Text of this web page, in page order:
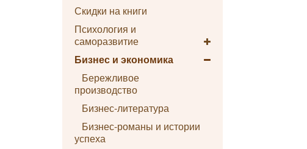
Скидки на книги
Психология и
саморазвитие
Бизнес и экономика
Бережливое
производство
Бизнес-литература
Бизнес-романы и истории
успеха